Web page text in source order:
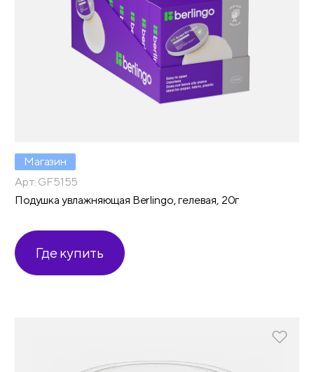
Магазин
Арт. GF5155
Подушка увлажняющая Berlingo, гелевая, 20г
Где купить